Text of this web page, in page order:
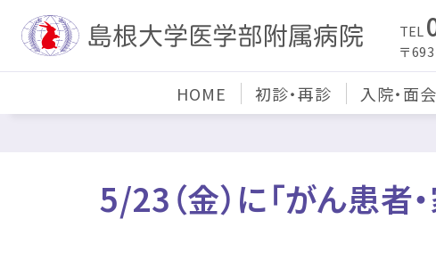
TEL
〒
HOME 初診・再診 入院・面会
5/23（金）に「がん患者